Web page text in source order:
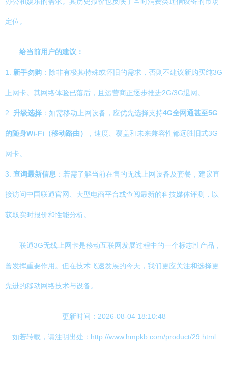
定位。
给当前用户的建议：
1. 新手勿购 ：除非有极其特殊或怀旧的需求，否则不建议新购买纯3G
上网卡。其网络体验已落后，且运营商正逐步推进2G/3G退网。
2. 升级选择 ：如需移动上网设备，应优先选择支持4G全网通甚至5G
的随身Wi-Fi（移动路由） ，速度、覆盖和未来兼容性都远胜旧式3G
网卡。
3. 查询最新信息 ：若需了解当前在售的无线上网设备及套餐，建议直
接访问中国联通官网、大型电商平台或查阅最新的科技媒体评测，以
获取实时报价和性能分析。
联通3G无线上网卡是移动互联网发展过程中的一个标志性产品，
曾发挥重要作用。但在技术飞速发展的今天，我们更应关注和选择更
先进的移动网络技术与设备。
更新时间：2026-08-04 18:10:48
如若转载，请注明出处：http://www.hmpkb.com/product/29.html